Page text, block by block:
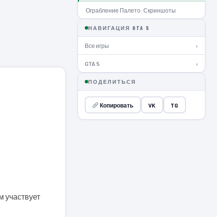
участвует
Ограбление Палето: Скриншоты
НАВИГАЦИЯ GTA 5
Все игры ›
GTA 5 ›
ПОДЕЛИТЬСЯ
Копировать VK TG